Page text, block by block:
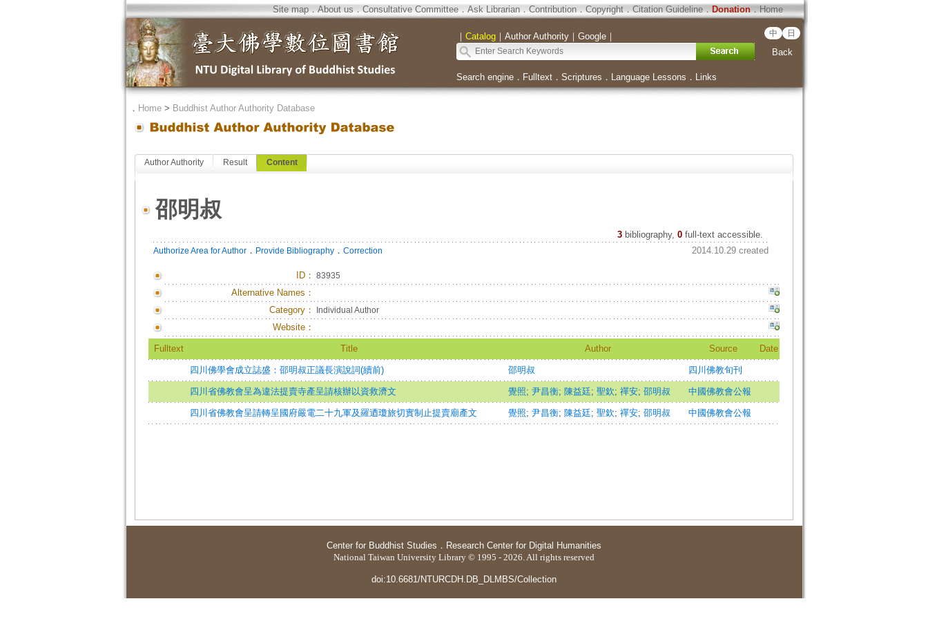
Site map．About us．Consultative Committee．Ask Librarian．Contribution．Copyright．Citation Guideline．Donation．Home
｜ Catalog｜ Author Authority｜ Google｜ 中 日
Back
Search engine． Fulltext． Scriptures ． Language Lessons ． Links
． Home> Buddhist Author Authority Database
Author Authority Result Content
邵明叔
3 bibliography, 0full-text accessible.
Authorize Area for Author． Provide Bibliography． Correction 2014.10.29 created
ID： 83935
Alternative Names：
Category：
Individual Author
Website：
Fulltext Title Author Source Date
四川佛學會成立誌盛：邵明叔正議長演說詞(續前) 邵明叔 四川佛教旬刊
四川省佛教會呈為違法提賣寺產呈請核辦以資救濟文 覺照; 尹昌衡; 陳益廷; 聖欽; 禪安; 邵明叔 中國佛教會公報
四川省佛教會呈請轉呈國府嚴電二十九軍及羅迺瓊旅切實制止提賣廟產文 覺照; 尹昌衡; 陳益廷; 聖欽; 禪安; 邵明叔 中國佛教會公報
Center for Buddhist Studies ． Research Center for Digital Humanities
National Taiwan University Library © 1995 - 2026. All rights reserved
doi:10.6681/NTURCDH.DB_DLMBS/Collection